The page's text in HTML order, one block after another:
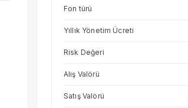
Fon türü
Yıllık Yönetim Ücreti
Risk Değeri
Alış Valörü
Satış Valörü